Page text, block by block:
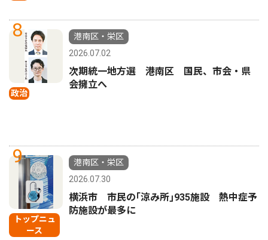
8
政治
港南区・栄区
2026.07.02
次期統一地方選 港南区 国民、市会・県
会擁立へ
9
トップニュ
ース
港南区・栄区
2026.07.30
横浜市 市民の｢涼み所｣935施設 熱中症予
防施設が最多に